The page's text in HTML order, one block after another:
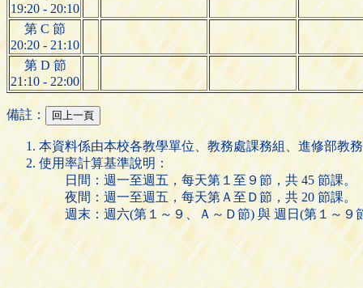
19:20 - 20:10
第 C 節
20:20 - 21:10
第 D 節
21:10 - 22:00
備註：
本資料係由本校各教學單位、教務處課務組、進修部教
使用率計算基準說明：
日間：週一至週五，每天第１至９節，共 45 節課。
夜間：週一至週五，每天第Ａ至Ｄ節，共 20 節課。
週末：週六(第１～９、Ａ～Ｄ節) 與 週日(第１～９